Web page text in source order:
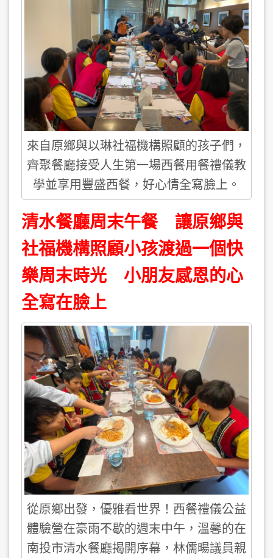
來自原鄉與以琳社福機構照顧的孩子們，
齊聚餐廳接受人生第一場西餐用餐禮儀教
學並享用豐盛西餐，好心情全寫臉上。
清水餐廳周末午餐 讓原鄉與
社福機構照顧小孩渡過一個快
樂周末時光 小朋友感恩的心
全寫在臉上
從原鄉出發，優雅看世界！西餐禮儀公益
體驗營在豪雨不歇的週末中午，溫馨的在
南投市清水餐廳揭開序幕，林儒暘議員親